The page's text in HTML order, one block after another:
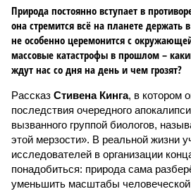
Природа постоянно вступает в
она стремится всё на планете держать
не особенно церемонится с
массовые катастрофы в прошлом –
ждут нас со дня на день и чем грозят?
Рассказ Стивена Кинга, в котором
последствия очередного
вызванного группой биологов,
этой мерзости». В реальной жизни
исследователей в организации
понадобиться: природа сама
уменьшить масштабы